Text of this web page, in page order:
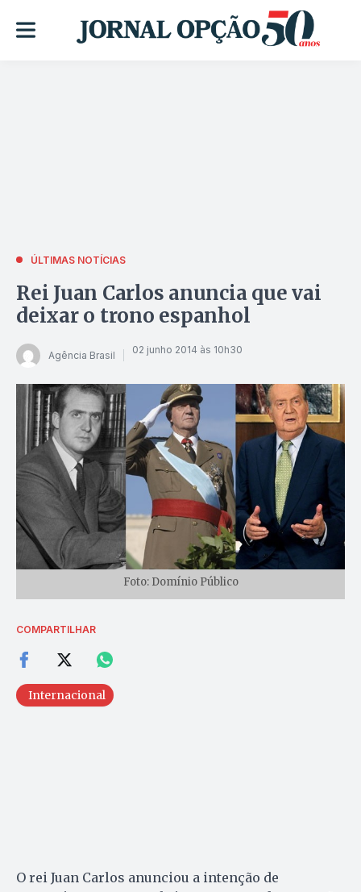
ÚLTIMAS NOTÍCIAS
Rei Juan Carlos anuncia que vai
deixar o trono espanhol
Agência Brasil 02 junho 2014 às 10h30
Foto: Domínio Público
COMPARTILHAR
Internacional
O rei Juan Carlos anunciou a intenção de